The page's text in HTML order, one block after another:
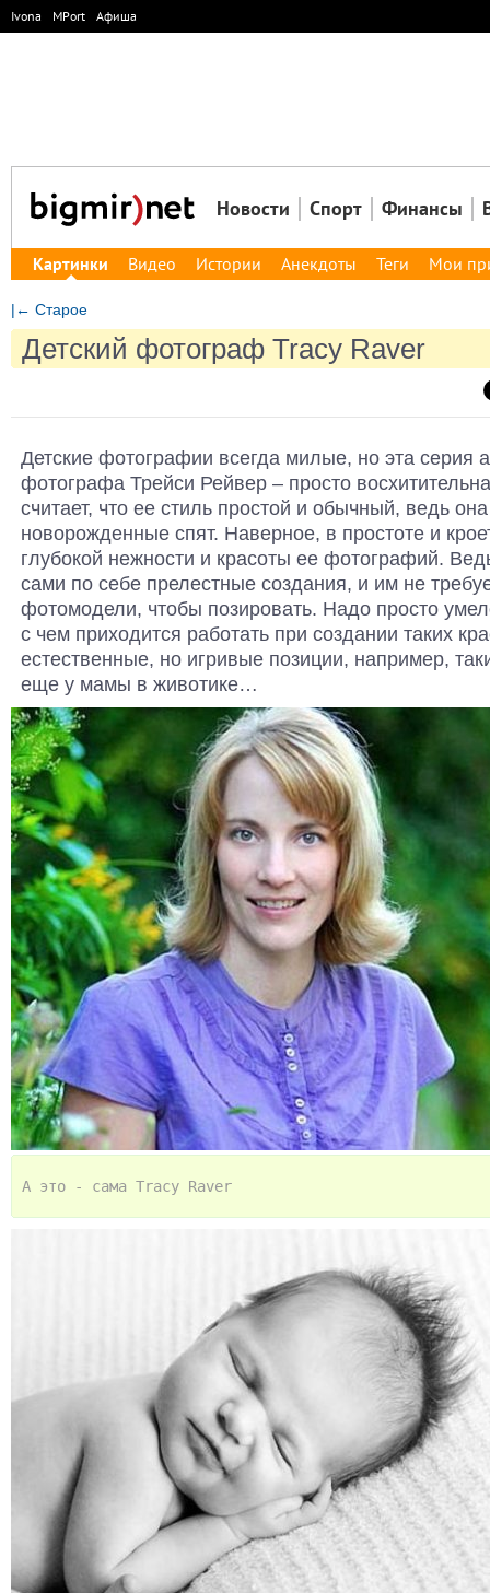
Ivona MPort Афиша
Новости Спорт Финансы
Картинки Видео Истории Анекдоты Теги Мои
|← Старое
Детский фотограф Tracy Raver
Детские фотографии всегда милые, но эта серия
фотографа Трейси Рейвер – просто
считает, что ее стиль простой и обычный, ведь
новорожденные спят. Наверное, в простоте и
глубокой нежности и красоты ее фотографий.
сами по себе прелестные создания, и им не
фотомодели, чтобы позировать. Надо просто
с чем приходится работать при создании таких
естественные, но игривые позиции, например,
еще у мамы в животике…
А это - сама Tracy Raver